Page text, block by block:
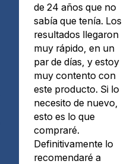
de 24 años que no
sabía que tenía. Los
resultados llegaron
muy rápido, en un
par de días, y estoy
muy contento con
este producto. Si lo
necesito de nuevo,
esto es lo que
compraré.
Definitivamente lo
recomendaré a